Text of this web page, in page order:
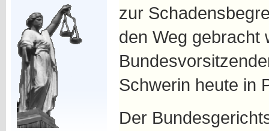
zur
den Weg gebracht
Schwerin heute in
Der